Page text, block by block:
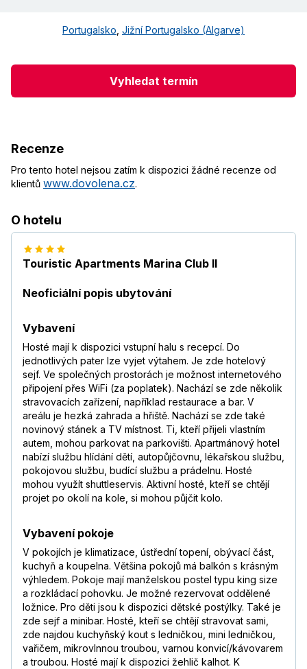
Portugalsko Jižní Portugalsko (Algarve)
Vyhledat termín
Recenze
Pro tento hotel nejsou zatím k dispozici žádné recenze od
klientů www.dovolena.cz.
O hotelu
Touristic Apartments Marina Club II
Neoficiální popis ubytování
Vybavení
Hosté mají k dispozici vstupní halu s recepcí. Do
jednotlivých pater lze vyjet výtahem. Je zde hotelový
sejf. Ve společných prostorách je možnost internetového
připojení přes WiFi (za poplatek). Nachází se zde několik
stravovacích zařízení, například restaurace a bar. V
areálu je hezká zahrada a hřiště. Nachází se zde také
novinový stánek a TV místnost. Ti, kteří přijeli vlastním
autem, mohou parkovat na parkovišti. Apartmánový hotel
nabízí službu hlídání dětí, autopůjčovnu, lékařskou službu,
pokojovou službu, budící službu a prádelnu. Hosté
mohou využít shuttleservis. Aktivní hosté, kteří se chtějí
projet po okolí na kole, si mohou půjčit kolo.
Vybavení pokoje
V pokojích je klimatizace, ústřední topení, obývací část,
kuchyň a koupelna. Většina pokojů má balkón s krásným
výhledem. Pokoje mají manželskou postel typu king size
a rozkládací pohovku. Je možné rezervovat oddělené
ložnice. Pro děti jsou k dispozici dětské postýlky. Také je
zde sejf a minibar. Hosté, kteří se chtějí stravovat sami,
zde najdou kuchyňský kout s ledničkou, mini ledničkou,
vařičem, mikrovlnnou troubou, varnou konvicí/kávovarem
a troubou. Hosté mají k dispozici žehlič kalhot. K